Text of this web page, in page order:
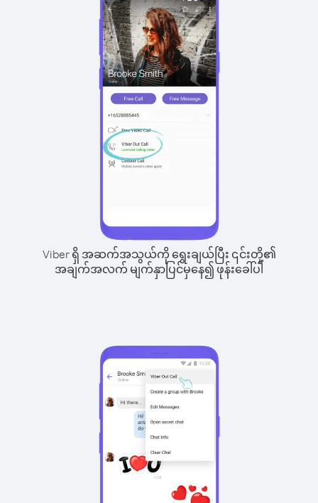
Viber ရှိ အဆက်အသွယ်ကို ရွေးချယ်ပြီး ၎င်းတို့၏
အချက်အလက် မျက်နှာပြင်မှနေ၍ ဖုန်းခေါ်ပါ